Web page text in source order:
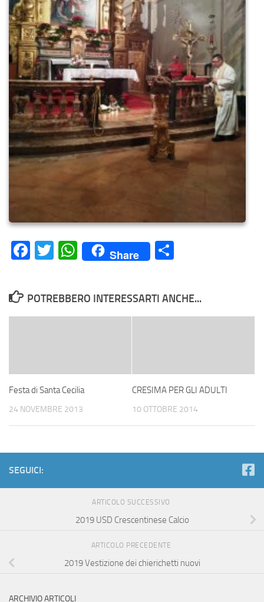
Facebook
Twitter
WhatsApp
Share
POTREBBERO INTERESSARTI ANCHE...
Festa di Santa Cecilia
24 NOVEMBRE 2013
CRESIMA PER GLI ADULTI
10 OTTOBRE 2014
SEGUICI:
ARTICOLO SUCCESSIVO
2019 USD Crescentinese Calcio
ARTICOLO PRECEDENTE
2019 Vestizione dei chierichetti nuovi
ARCHIVIO ARTICOLI